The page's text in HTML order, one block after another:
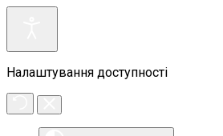
Налаштування доступності